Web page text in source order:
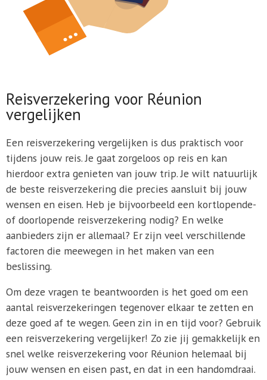
Reisverzekering voor Réunion
vergelijken
Een reisverzekering vergelijken is dus praktisch voor
tijdens jouw reis. Je gaat zorgeloos op reis en kan
hierdoor extra genieten van jouw trip. Je wilt natuurlijk
de beste reisverzekering die precies aansluit bij jouw
wensen en eisen. Heb je bijvoorbeeld een kortlopende-
of doorlopende reisverzekering nodig? En welke
aanbieders zijn er allemaal? Er zijn veel verschillende
factoren die meewegen in het maken van een
beslissing.
Om deze vragen te beantwoorden is het goed om een
aantal reisverzekeringen tegenover elkaar te zetten en
deze goed af te wegen. Geen zin in en tijd voor? Gebruik
een reisverzekering vergelijker! Zo zie jij gemakkelijk en
snel welke reisverzekering voor Réunion helemaal bij
jouw wensen en eisen past, en dat in een handomdraai.